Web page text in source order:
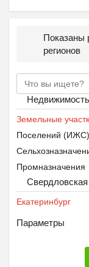
Показаны
регионов
Недвижимость
Земельные
Поселений (ИЖС)
Промназначения
Екатеринбург
Параметры